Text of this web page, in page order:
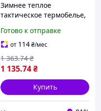
Зимнее теплое
тактическое термобелье,
армейское термобелье
для военных, размер ХХL-
3XL
Готово к отправке
от 114₴/мес
1 135.74₴
1 363.74 ₴
Купить